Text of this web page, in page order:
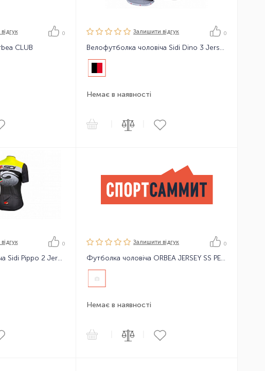
0
CLUB
Залишити вiдгук 0
Велофутболка чоловіча Sidi Dino 3 Jersey No.2148
Немає в наявності
0
Велофутболка чоловіча Sidi Pippo 2 Jersey No.2140
Залишити вiдгук 0
Футболка чоловіча ORBEA JERSEY SS PERF
Немає в наявності